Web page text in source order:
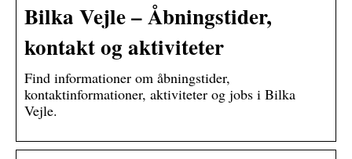
Bilka Vejle – Åbningstider,
kontakt og aktiviteter
Find informationer om åbningstider,
kontaktinformationer, aktiviteter og jobs i Bilka
Vejle.